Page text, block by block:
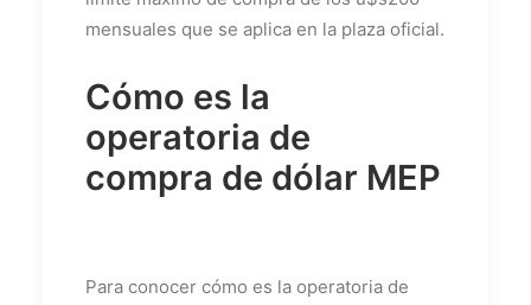
mensuales que se aplica en la plaza oficial.
Cómo es la
operatoria de
compra de dólar MEP
Para conocer cómo es la operatoria de